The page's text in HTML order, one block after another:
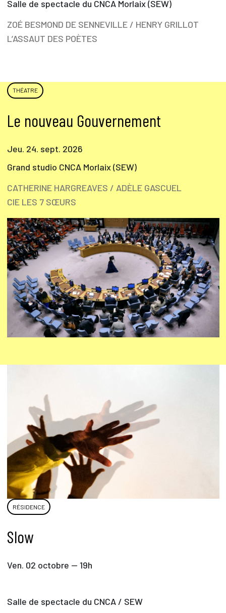
Salle de spectacle du CNCA Morlaix (SEW)
ZOÉ BESMOND DE SENNEVILLE / HENRY GRILLOT
L’ASSAUT DES POÈTES
THÉATRE
Le nouveau Gouvernement
Jeu. 24. sept. 2026
Grand studio CNCA Morlaix (SEW)
CATHERINE HARGREAVES / ADÈLE GASCUEL
CIE LES 7 SŒURS
RÉSIDENCE
Slow
Ven. 02 octobre — 19h
Salle de spectacle du CNCA / SEW